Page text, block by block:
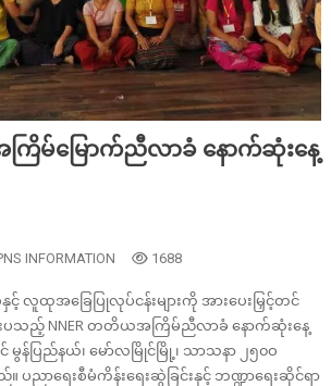
ြိမ်မြောက်ညီလာခံ နောက်ဆုံးနေ့
INFORMATION 1688
လူထုအခြေပြုလုပ်ငန်းများကို အားပေးမြှင့်တင်
ျင်းပသည့် NNER တတိယအကြိမ်ညီလာခံ နောက်ဆုံးနေ့
န်ပြည်နယ်၊ မော်လမြိုင်မြို့၊ သာသနာ ၂၅၀ဝ
ပညာရေးစီမံကိန်းရေးဆွဲခြင်းနှင့် ဘဏ္ဍာရေးဆိုင်ရာ